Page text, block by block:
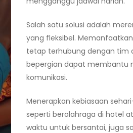
Salah satu solusi adalah
yang fleksibel.
tetap terhubung dengan tim
bepergian dapat membantu
komunikasi.
Menerapkan kebiasaan
seperti berolahraga di hotel
waktu untuk bersantai, juga